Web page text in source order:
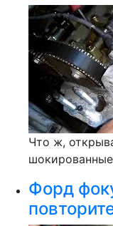
Что ж,
Форд